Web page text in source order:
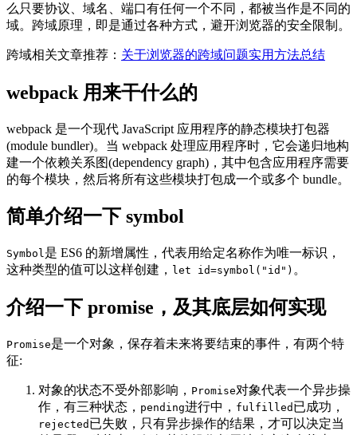
么只要协议、域名、端口有任何一个不同，都被当作是不同的
域。跨域原理，即是通过各种方式，避开浏览器的安全限制。
跨域相关文章推荐： 关于浏览器的跨域问题实用方法总结
webpack 用来干什么的
webpack 是一个现代 JavaScript 应用程序的静态模块打包器
(module bundler)。当 webpack 处理应用程序时，它会递归地构
建一个依赖关系图(dependency graph)，其中包含应用程序需要
的每个模块，然后将所有这些模块打包成一个或多个 bundle。
简单介绍一下 symbol
Symbol是 ES6 的新增属性，代表用给定名称作为唯一标识，
这种类型的值可以这样创建， let id=symbol("id") 。
介绍一下 promise，及其底层如何实现
Promise是一个对象，保存着未来将要结束的事件，有两个特
征:
对象的状态不受外部影响， Promise对象代表一个异步操
作，有三种状态， pending进行中， fulfilled 已成功，
rejected 已失败，只有异步操作的结果，才可以决定当